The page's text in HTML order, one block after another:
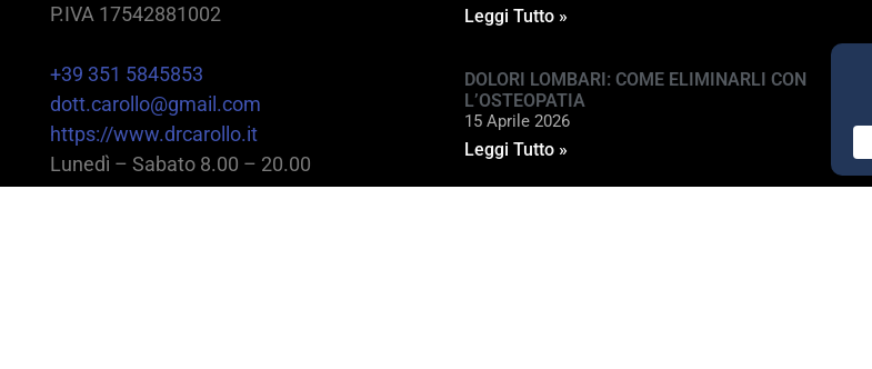
P.IVA 17542881002
+39 351 5845853
dott.carollo@gmail.com
https://www.drcarollo.it
Lunedì – Sabato 8.00 – 20.00
Leggi Tutto »
DOLORI LOMBARI: COME ELIMINARLI CON
L’OSTEOPATIA
15 Aprile 2026
Leggi Tutto »